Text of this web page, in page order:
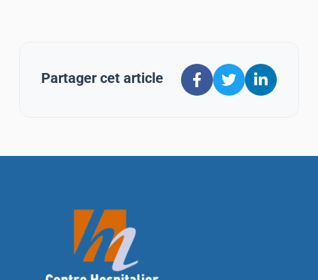
Partager cet article